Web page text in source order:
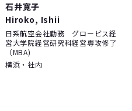
石井寛子
Hiroko, Ishii
日系航空会社勤務 グロービス経
営大学院経営研究科経営専攻修了
（MBA)
横浜・社内